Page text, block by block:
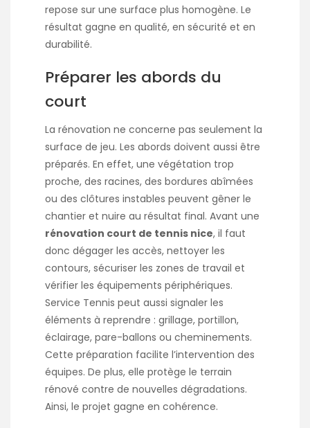
repose sur une surface plus homogène. Le
résultat gagne en qualité, en sécurité et en
durabilité.
Préparer les abords du
court
La rénovation ne concerne pas seulement la
surface de jeu. Les abords doivent aussi être
préparés. En effet, une végétation trop
proche, des racines, des bordures abîmées
ou des clôtures instables peuvent gêner le
chantier et nuire au résultat final. Avant une
rénovation court de tennis nice, il faut
donc dégager les accès, nettoyer les
contours, sécuriser les zones de travail et
vérifier les équipements périphériques.
Service Tennis peut aussi signaler les
éléments à reprendre : grillage, portillon,
éclairage, pare-ballons ou cheminements.
Cette préparation facilite l’intervention des
équipes. De plus, elle protège le terrain
rénové contre de nouvelles dégradations.
Ainsi, le projet gagne en cohérence.